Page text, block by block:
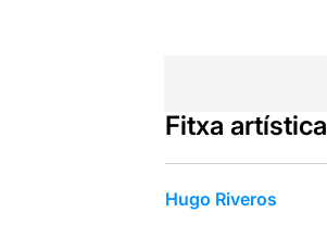
Fitxa artística
Hugo Riveros